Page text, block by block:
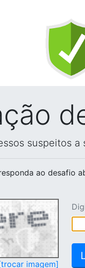
suspeitos
ao desafio
imagem]